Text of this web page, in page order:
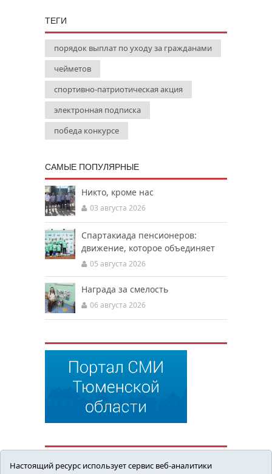
ТЕГИ
порядок выплат по уходу за гражданами
чейметов
спортивно-патриотическая акция
электронная подписка
победа конкурсе
САМЫЕ ПОПУЛЯРНЫЕ
Никто, кроме нас
03 августа 2026
Спартакиада пенсионеров:
движение, которое объединяет
05 августа 2026
Награда за смелость
06 августа 2026
Настоящий ресурс использует сервис веб-аналитики